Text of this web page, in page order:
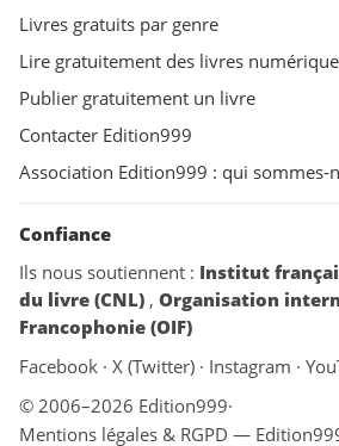
Livres gratuits par genre
Lire gratuitement des livres
Publier gratuitement un livre
Contacter Edition999
Association Edition999 : qui sommes-
Confiance
Ils nous soutiennent : Institut
du livre (CNL) , Organisation
Francophonie (OIF)
Facebook · X (Twitter) · Instagram ·
© 2006–2026 Edition999·
Mentions légales & RGPD —